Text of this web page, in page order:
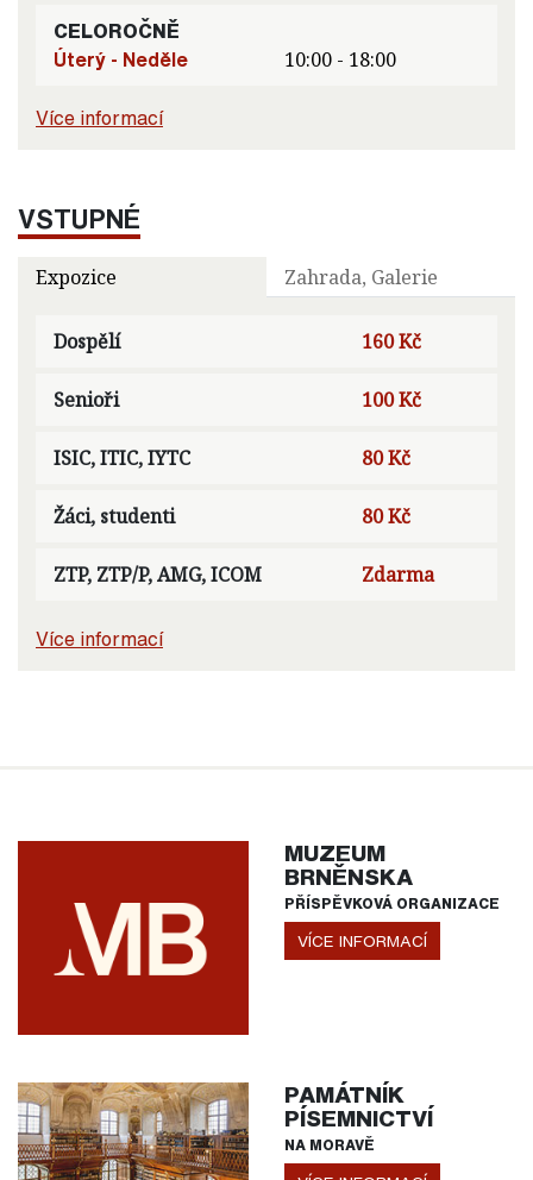
CELOROČNĚ
Úterý - Neděle
10:00 - 18:00
Více informací
VSTUPNÉ
Expozice Zahrada, Galerie
Dospělí 160 Kč
Senioři 100 Kč
ISIC, ITIC, IYTC 80 Kč
Žáci, studenti 80 Kč
ZTP, ZTP/P, AMG, ICOM Zdarma
Více informací
MUZEUM
BRNĚNSKA
PŘÍSPĚVKOVÁ ORGANIZACE
VÍCE INFORMACÍ
PAMÁTNÍK
PÍSEMNICTVÍ
NA MORAVĚ